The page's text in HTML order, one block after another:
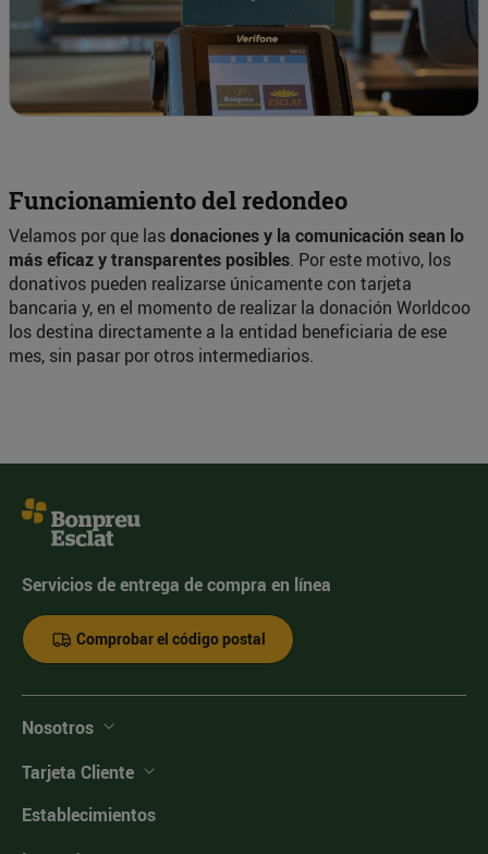
Funcionamiento del redondeo
Velamos por que lasdonaciones y la comunicación sean lo
más eficaz y transparentes posibles. Por este motivo, los
donativos pueden realizarse únicamente con tarjeta
bancaria y, en el momento de realizar la donación Worldcoo
los destina directamente a la entidad beneficiaria de ese
mes, sin pasar por otros intermediarios.
Servicios de entrega de compra en línea
Comprobar el código postal
Nosotros
Tarjeta Cliente
Establecimientos